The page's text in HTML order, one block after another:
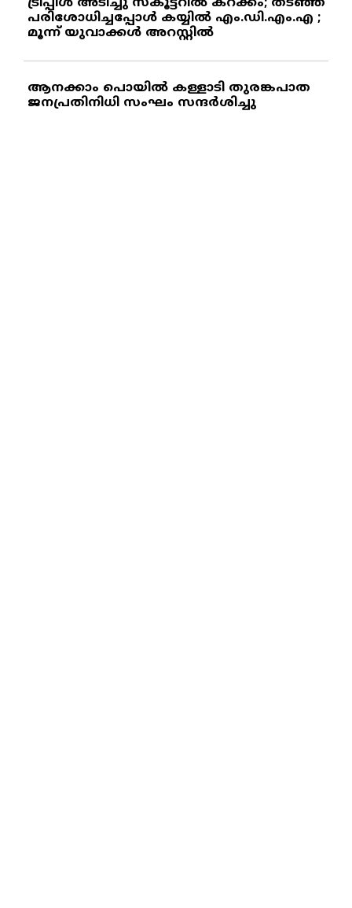
പരിശോധിച്ചപ്പോള്‍ കയ്യില്‍ എം.ഡി.എം.എ ;
മൂന്ന് യുവാക്കള്‍ അറസ്റ്റില്‍
ആനക്കാം പൊയില്‍ കള്ളാടി തുരങ്കപാത
ജനപ്രതിനിധി സംഘം സന്ദര്‍ശിച്ചു